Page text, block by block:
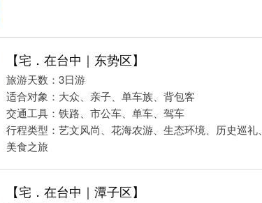
【宅．在台中｜东势区】
旅游天数：3日游
适合对象：大众、亲子、单车族、背包客
交通工具：铁路、市公车、单车、驾车
行程类型：艺文风尚、花海农游、生态环境、历史巡礼、
美食之旅
【宅．在台中｜潭子区】